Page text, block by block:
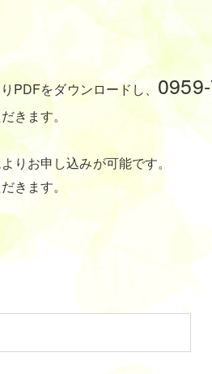
PDFをダウンロードし、
きます。
りお申し込みが可能です。
きます。